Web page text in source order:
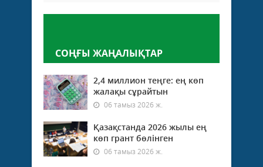
СОҢҒЫ ЖАҢАЛЫҚТАР
2,4 миллион теңге: ең көп
жалақы сұрайтын
06 тамыз 2026 ж.
Қазақстанда 2026 жылы ең
көп грант бөлінген
06 тамыз 2026 ж.